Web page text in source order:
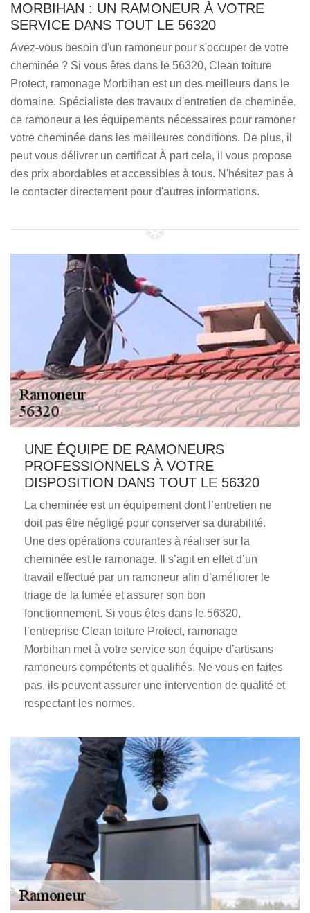
MORBIHAN : UN RAMONEUR À VOTRE
SERVICE DANS TOUT LE 56320
Avez-vous besoin d'un ramoneur pour s'occuper de votre
cheminée ? Si vous êtes dans le 56320, Clean toiture
Protect, ramonage Morbihan est un des meilleurs dans le
domaine. Spécialiste des travaux d'entretien de cheminée,
ce ramoneur a les équipements nécessaires pour ramoner
votre cheminée dans les meilleures conditions. De plus, il
peut vous délivrer un certificat À part cela, il vous propose
des prix abordables et accessibles à tous. N'hésitez pas à
le contacter directement pour d'autres informations.
UNE ÉQUIPE DE RAMONEURS
PROFESSIONNELS À VOTRE
DISPOSITION DANS TOUT LE 56320
La cheminée est un équipement dont l’entretien ne
doit pas être négligé pour conserver sa durabilité.
Une des opérations courantes à réaliser sur la
cheminée est le ramonage. Il s’agit en effet d’un
travail effectué par un ramoneur afin d’améliorer le
triage de la fumée et assurer son bon
fonctionnement. Si vous êtes dans le 56320,
l’entreprise Clean toiture Protect, ramonage
Morbihan met à votre service son équipe d’artisans
ramoneurs compétents et qualifiés. Ne vous en faites
pas, ils peuvent assurer une intervention de qualité et
respectant les normes.